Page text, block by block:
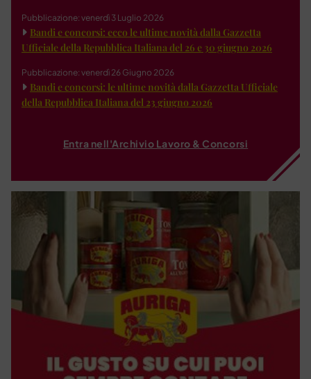
Pubblicazione: venerdì 3 Luglio 2026
Bandi e concorsi: ecco le ultime novità dalla Gazzetta
Ufficiale della Repubblica Italiana del 26 e 30 giugno 2026
Pubblicazione: venerdì 26 Giugno 2026
Bandi e concorsi: le ultime novità dalla Gazzetta Ufficiale
della Repubblica Italiana del 23 giugno 2026
Entra nell'Archivio Lavoro & Concorsi